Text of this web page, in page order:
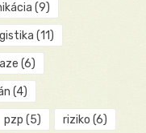
(9)
(11)
(6)
(4)
pzp (5) riziko (6)